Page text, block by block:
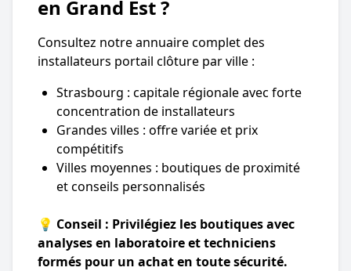
en Grand Est ?
Consultez notre annuaire complet des
installateurs portail clôture par ville :
Strasbourg : capitale régionale avec forte
concentration de installateurs
Grandes villes : offre variée et prix
compétitifs
Villes moyennes : boutiques de proximité
et conseils personnalisés
💡 Conseil : Privilégiez les boutiques avec
analyses en laboratoire et techniciens
formés pour un achat en toute sécurité.